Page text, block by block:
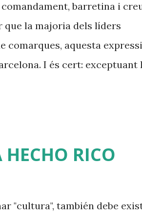
barretina i
que la majoria dels líders
comarques, aquesta
I és cert: exceptuant
grau de puresa cultural o
reforçava la fiabilitat
parlem el català poc i
RICO
"cultura", también debe